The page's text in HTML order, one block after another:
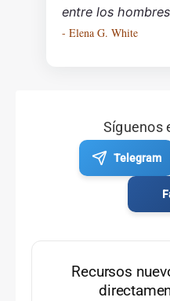
entre los
- Elena G. White
Síguenos
Telegram
Recursos